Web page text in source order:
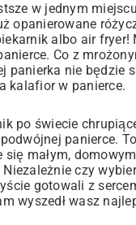
w jednym
opanierowane
albo air
Co z
nie będzie
kalafior w panierce.
po świecie
panierce.
małym,
czy
gotowali z
wyszedł wasz